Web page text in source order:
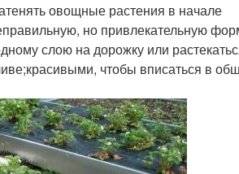
овощные растения в начале
но привлекательную
слою на дорожку или
чтобы вписаться в